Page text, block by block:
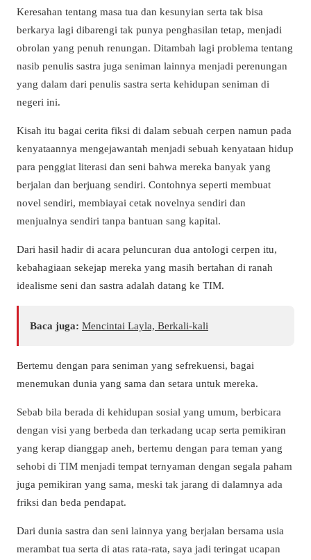
Keresahan tentang masa tua dan kesunyian serta tak bisa
berkarya lagi dibarengi tak punya penghasilan tetap, menjadi
obrolan yang penuh renungan. Ditambah lagi problema tentang
nasib penulis sastra juga seniman lainnya menjadi perenungan
yang dalam dari penulis sastra serta kehidupan seniman di
negeri ini.
Kisah itu bagai cerita fiksi di dalam sebuah cerpen namun pada
kenyataannya mengejawantah menjadi sebuah kenyataan hidup
para penggiat literasi dan seni bahwa mereka banyak yang
berjalan dan berjuang sendiri. Contohnya seperti membuat
novel sendiri, membiayai cetak novelnya sendiri dan
menjualnya sendiri tanpa bantuan sang kapital.
Dari hasil hadir di acara peluncuran dua antologi cerpen itu,
kebahagiaan sekejap mereka yang masih bertahan di ranah
idealisme seni dan sastra adalah datang ke TIM.
Baca juga: Mencintai Layla, Berkali-kali
Bertemu dengan para seniman yang sefrekuensi, bagai
menemukan dunia yang sama dan setara untuk mereka.
Sebab bila berada di kehidupan sosial yang umum, berbicara
dengan visi yang berbeda dan terkadang ucap serta pemikiran
yang kerap dianggap aneh, bertemu dengan para teman yang
sehobi di TIM menjadi tempat ternyaman dengan segala paham
juga pemikiran yang sama, meski tak jarang di dalamnya ada
friksi dan beda pendapat.
Dari dunia sastra dan seni lainnya yang berjalan bersama usia
merambat tua serta di atas rata-rata, saya jadi teringat ucapan